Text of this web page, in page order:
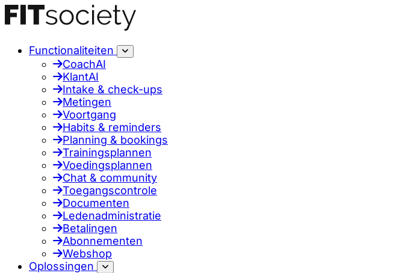
Functionaliteiten
CoachAI
KlantAI
Intake & check-ups
Metingen
Voortgang
Habits & reminders
Planning & bookings
Trainingsplannen
Voedingsplannen
Chat & community
Toegangscontrole
Documenten
Ledenadministratie
Betalingen
Abonnementen
Webshop
Oplossingen